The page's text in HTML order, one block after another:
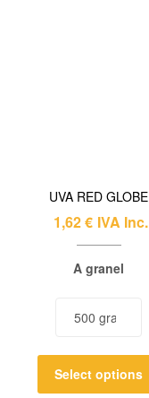
UVA RED GLOBE
1,62€ IVA Inc.
A granel
Select options